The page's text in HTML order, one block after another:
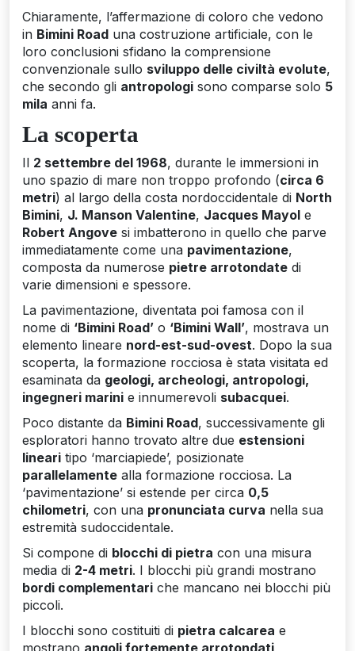
Chiaramente, l’affermazione di coloro che vedono
in Bimini Road una costruzione artificiale, con le
loro conclusioni sfidano la comprensione
convenzionale sullo sviluppo delle civiltà evolute,
che secondo gli antropologi sono comparse solo 5
mila anni fa.
La scoperta
Il 2 settembre del 1968, durante le immersioni in
uno spazio di mare non troppo profondo (circa 6
metri) al largo della costa nordoccidentale di North
Bimini, J. Manson Valentine, Jacques Mayol e
Robert Angove si imbatterono in quello che parve
immediatamente come una pavimentazione,
composta da numerose pietre arrotondate di
varie dimensioni e spessore.
La pavimentazione, diventata poi famosa con il
nome di ‘Bimini Road’ o ‘Bimini Wall’, mostrava un
elemento lineare nord-est-sud-ovest. Dopo la sua
scoperta, la formazione rocciosa è stata visitata ed
esaminata da geologi, archeologi, antropologi,
ingegneri marini e innumerevoli subacquei.
Poco distante da Bimini Road, successivamente gli
esploratori hanno trovato altre due estensioni
lineari tipo ‘marciapiede’, posizionate
parallelamente alla formazione rocciosa. La
‘pavimentazione’ si estende per circa 0,5
chilometri, con una pronunciata curva nella sua
estremità sudoccidentale.
Si compone di blocchi di pietra con una misura
media di 2-4 metri. I blocchi più grandi mostrano
bordi complementari che mancano nei blocchi più
piccoli.
I blocchi sono costituiti di pietra calcarea e
mostrano angoli fortemente arrotondati